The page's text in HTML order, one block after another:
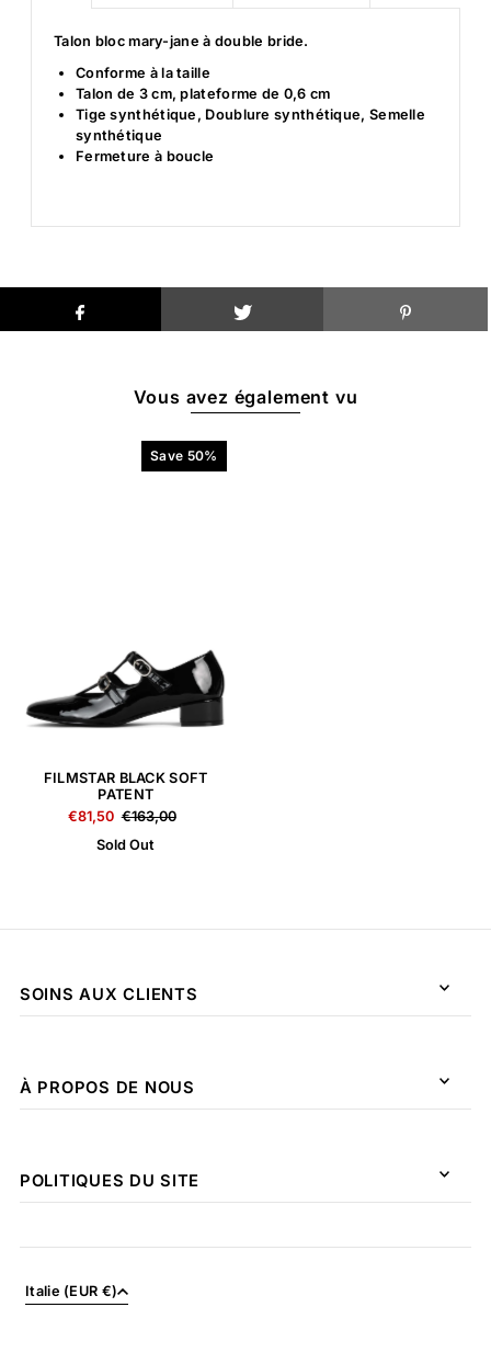
Talon bloc mary-jane à double bride.
Conforme à la taille
Talon de 3 cm, plateforme de 0,6 cm
Tige synthétique, Doublure synthétique, Semelle
synthétique
Fermeture à boucle
Vous avez également vu
Save 50%
FILMSTAR BLACK SOFT
PATENT
€81,50 €163,00
Sold Out
SOINS AUX CLIENTS
À PROPOS DE NOUS
POLITIQUES DU SITE
Italie (EUR €)